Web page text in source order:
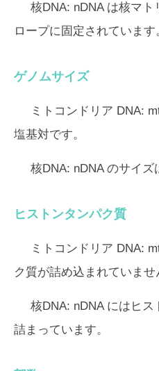
核DNA: nDNA は核マ
ロープに固定されています
ゲノムサイズ
ミトコンドリア DNA:
塩基対です。
核DNA: nDNA のサイズ
ヒストンタンパク質
ミトコンドリア DNA:
ク質が詰め込まれていませ
核DNA: nDNA にはヒス
詰まっています。